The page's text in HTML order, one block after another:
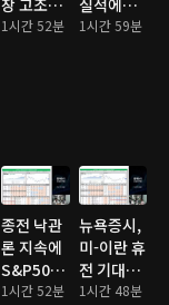
장 고조에
일제히 하
1시간 52분
실적에…
S&P·나스
1시간 59분
종전 낙관
론 지속에
S&P500·
나스닥 사
1시간 52분
뉴욕증시,
미-이란 휴
전 기대감
에 강세 마
1시간 48분